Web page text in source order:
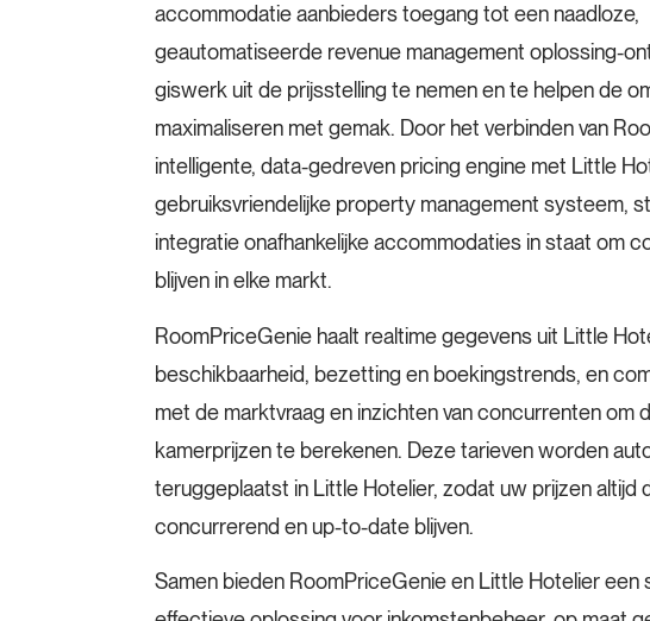
accommodatie aanbieders toegang tot een naadloze,
geautomatiseerde revenue management oplossing-
giswerk uit de prijsstelling te nemen en te helpen de
maximaliseren met gemak. Door het verbinden van
intelligente, data-gedreven pricing engine met Little
gebruiksvriendelijke property management systeem,
integratie onafhankelijke accommodaties in staat om
blijven in elke markt.
RoomPriceGenie haalt realtime gegevens uit Little
beschikbaarheid, bezetting en boekingstrends, en
met de marktvraag en inzichten van concurrenten om
kamerprijzen te berekenen. Deze tarieven worden
teruggeplaatst in Little Hotelier, zodat uw prijzen altijd
concurrerend en up-to-date blijven.
Samen bieden RoomPriceGenie en Little Hotelier een